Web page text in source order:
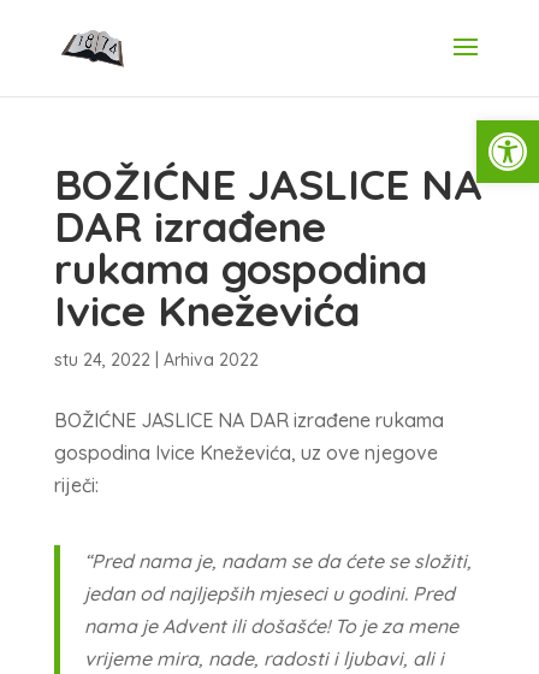
BOŽIĆNE JASLICE NA
DAR izrađene
rukama gospodina
Ivice Kneževića
stu 24, 2022| Arhiva 2022
BOŽIĆNE JASLICE NA DAR izrađene rukama
gospodina Ivice Kneževića, uz ove njegove
riječi:
“Pred nama je, nadam se da ćete se složiti,
jedan od najljepših mjeseci u godini. Pred
nama je Advent ili došašće! To je za mene
vrijeme mira, nade, radosti i ljubavi, ali i